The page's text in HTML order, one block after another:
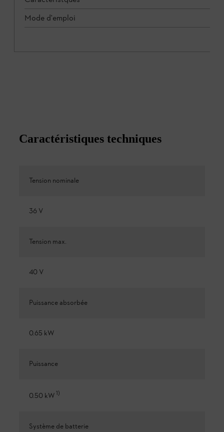
Mode d'emploi
Caractéristiques techniques
Tension nominale
36 V
Tension max.
40 V
Puissance absorbée
0.65 kW
Puissance
0.50 kW1)
Système de batterie